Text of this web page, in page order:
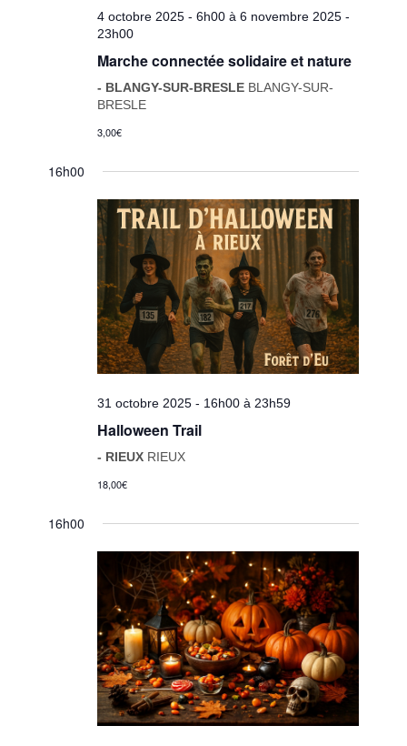
4 octobre 2025 - 6h00 à6 novembre 2025 -
23h00
Marche connectée solidaire et nature
- BLANGY-SUR-BRESLE BLANGY-SUR-
BRESLE
3,00€
16h00
31 octobre 2025 - 16h00 à 23h59
Halloween Trail
- RIEUX RIEUX
18,00€
16h00